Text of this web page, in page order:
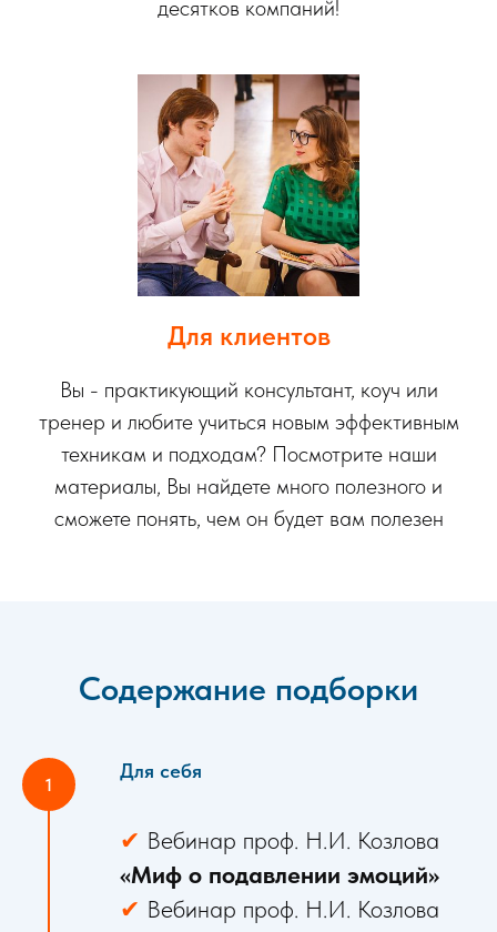
десятков компаний!
Для клиентов
Вы - практикующий консультант, коуч или
тренер и любите учиться новым эффективным
техникам и подходам? Посмотрите наши
материалы, Вы найдете много полезного и
сможете понять, чем он будет вам полезен
Содержание подборки
Для себя
✔ Вебинар проф. Н.И. Козлова
«Миф о подавлении эмоций»
✔ Вебинар проф. Н.И. Козлова